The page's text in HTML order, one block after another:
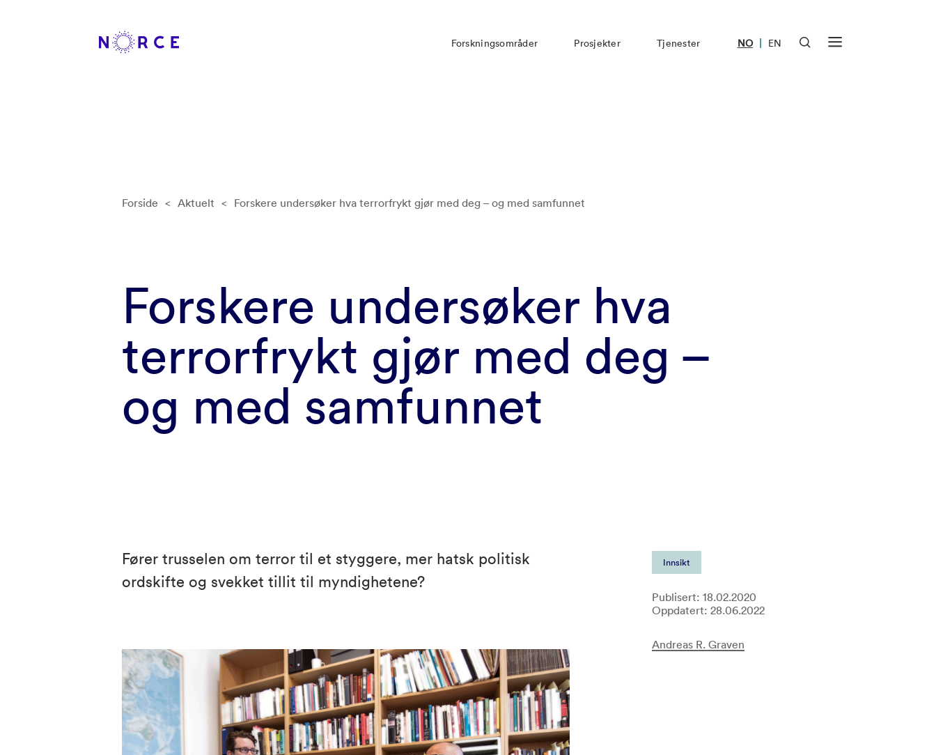
Forskningsområder Prosjekter Tjenester NO | EN
Forside < Aktuelt < Forskere undersøker hva terrorfrykt gjør med deg – og med samfunnet
Forskere undersøker hva
terrorfrykt gjør med deg –
og med samfunnet
Innsikt
Publisert: 18.02.2020
Oppdatert: 28.06.2022
Andreas R. Graven
Fører trusselen om terror til et styggere, mer hatsk politisk
ordskifte og svekket tillit til myndighetene?